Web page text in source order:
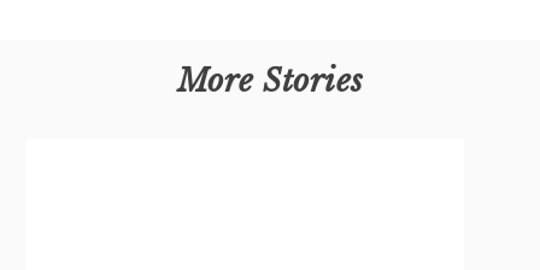
More Stories